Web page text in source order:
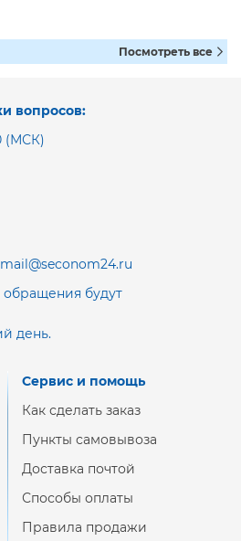
Посмотреть все
вопросов:
(МСК)
будут
день.
Сервис и помощь
Как сделать заказ
Пункты самовывоза
Доставка почтой
Способы оплаты
Правила продажи